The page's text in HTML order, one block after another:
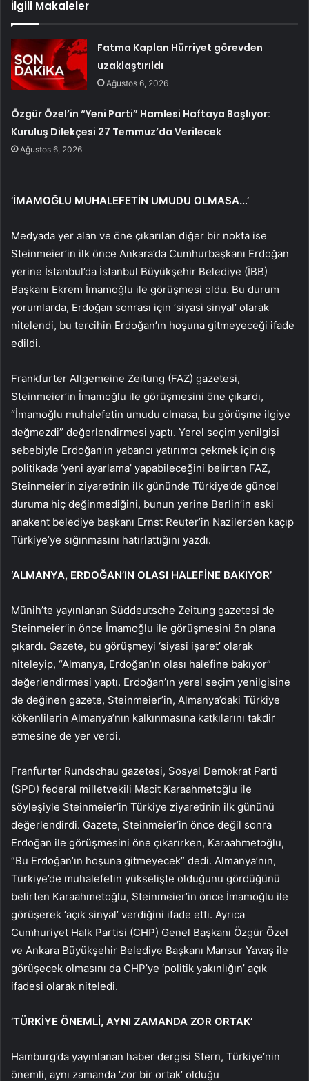
İlgili Makaleler
Fatma Kaplan Hürriyet görevden
uzaklaştırıldı
Ağustos 6, 2026
Özgür Özel’in “Yeni Parti” Hamlesi Haftaya Başlıyor:
Kuruluş Dilekçesi 27 Temmuz’da Verilecek
Ağustos 6, 2026
‘İMAMOĞLU MUHALEFETİN UMUDU OLMASA…’
Medyada yer alan ve öne çıkarılan diğer bir nokta ise
Steinmeier’in ilk önce Ankara’da Cumhurbaşkanı Erdoğan
yerine İstanbul’da İstanbul Büyükşehir Belediye (İBB)
Başkanı Ekrem İmamoğlu ile görüşmesi oldu. Bu durum
yorumlarda, Erdoğan sonrası için ‘siyasi sinyal’ olarak
nitelendi, bu tercihin Erdoğan’ın hoşuna gitmeyeceği ifade
edildi.
Frankfurter Allgemeine Zeitung (FAZ) gazetesi,
Steinmeier’in İmamoğlu ile görüşmesini öne çıkardı,
“İmamoğlu muhalefetin umudu olmasa, bu görüşme ilgiye
değmezdi” değerlendirmesi yaptı. Yerel seçim yenilgisi
sebebiyle Erdoğan’ın yabancı yatırımcı çekmek için dış
politikada ‘yeni ayarlama’ yapabileceğini belirten FAZ,
Steinmeier’in ziyaretinin ilk gününde Türkiye’de güncel
duruma hiç değinmediğini, bunun yerine Berlin’in eski
anakent belediye başkanı Ernst Reuter’in Nazilerden kaçıp
Türkiye’ye sığınmasını hatırlattığını yazdı.
‘ALMANYA, ERDOĞAN’IN OLASI HALEFİNE BAKIYOR’
Münih’te yayınlanan Süddeutsche Zeitung gazetesi de
Steinmeier’in önce İmamoğlu ile görüşmesini ön plana
çıkardı. Gazete, bu görüşmeyi ‘siyasi işaret’ olarak
niteleyip, “Almanya, Erdoğan’ın olası halefine bakıyor”
değerlendirmesi yaptı. Erdoğan’ın yerel seçim yenilgisine
de değinen gazete, Steinmeier’in, Almanya’daki Türkiye
kökenlilerin Almanya’nın kalkınmasına katkılarını takdir
etmesine de yer verdi.
Franfurter Rundschau gazetesi, Sosyal Demokrat Parti
(SPD) federal milletvekili Macit Karaahmetoğlu ile
söyleşiyle Steinmeier’in Türkiye ziyaretinin ilk gününü
değerlendirdi. Gazete, Steinmeier’in önce değil sonra
Erdoğan ile görüşmesini öne çıkarırken, Karaahmetoğlu,
“Bu Erdoğan’ın hoşuna gitmeyecek” dedi. Almanya’nın,
Türkiye’de muhalefetin yükselişte olduğunu gördüğünü
belirten Karaahmetoğlu, Steinmeier’in önce İmamoğlu ile
görüşerek ‘açık sinyal’ verdiğini ifade etti. Ayrıca
Cumhuriyet Halk Partisi (CHP) Genel Başkanı Özgür Özel
ve Ankara Büyükşehir Belediye Başkanı Mansur Yavaş ile
görüşecek olmasını da CHP’ye ‘politik yakınlığın’ açık
ifadesi olarak niteledi.
‘TÜRKİYE ÖNEMLİ, AYNI ZAMANDA ZOR ORTAK’
Hamburg’da yayınlanan haber dergisi Stern, Türkiye’nin
önemli, aynı zamanda ‘zor bir ortak’ olduğu